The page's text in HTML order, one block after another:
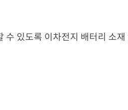
있도록 이차전지 배터리 소